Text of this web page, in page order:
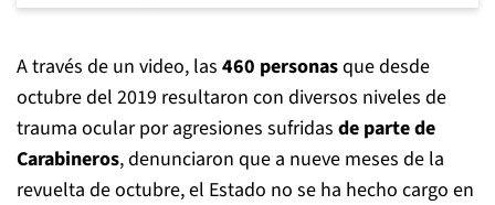
A través de un video, las 460 personasque desde
octubre del 2019 resultaron con diversos niveles de
trauma ocular por agresiones sufridas de parte de
Carabineros, denunciaron que a nueve meses de la
revuelta de octubre, el Estado no se ha hecho cargo en